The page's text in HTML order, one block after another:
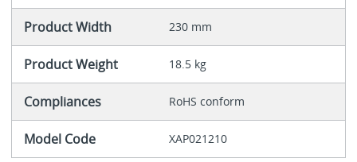
Product Width 230 mm
Product Weight 18.5 kg
Compliances RoHS conform
Model Code XAP021210